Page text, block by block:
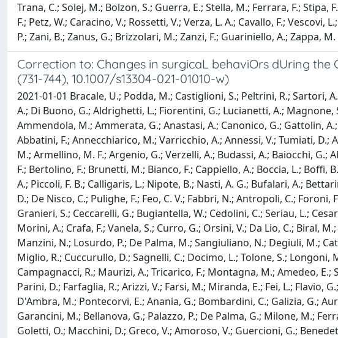
Trana, C.; Solej, M.; Bolzon, S.; Guerra, E.; Stella, M.; Ferrara, F.;
F.; Petz, W.; Caracino, V.; Rossetti, V.; Verza, L. A.; Cavallo, F.;
P.; Zani, B.; Zanus, G.; Brizzolari, M.; Zanzi, F.; Guariniello, A.; Zappa,
Correction to: Changes in surgicaL behaviOrs dUring the
(731-744), 10.1007/s13304-021-01010-w)
2021-01-01 Bracale, U.; Podda, M.; Castiglioni, S.; Peltrini, R.; Sartori,
A.; Di Buono, G.; Aldrighetti, L.; Fiorentini, G.; Lucianetti, A.; Magnone,
Ammendola, M.; Ammerata, G.; Anastasi, A.; Canonico, G.; Gattolin,
Abbatini, F.; Annecchiarico, M.; Varricchio, A.; Annessi, V.; Tumiati,
M.; Armellino, M. F.; Argenio, G.; Verzelli, A.; Budassi, A.; Baiocchi, G.;
F.; Bertolino, F.; Brunetti, M.; Bianco, F.; Cappiello, A.; Boccia, L.; Boffi,
A.; Piccoli, F. B.; Calligaris, L.; Nipote, B.; Nasti, A. G.; Bufalari, A.;
D.; De Nisco, C.; Pulighe, F.; Feo, C. V.; Fabbri, N.; Antropoli, C.;
Granieri, S.; Ceccarelli, G.; Bugiantella, W.; Cedolini, C.; Seriau, L.;
Morini, A.; Crafa, F.; Vanela, S.; Curro, G.; Orsini, V.; Da Lio, C.; Biral,
Manzini, N.; Losurdo, P.; De Palma, M.; Sangiuliano, N.; Degiuli, M.;
Miglio, R.; Cuccurullo, D.; Sagnelli, C.; Docimo, L.; Tolone, S.; Longoni,
Campagnacci, R.; Maurizi, A.; Tricarico, F.; Montagna, M.; Amedeo, E.;
Parini, D.; Farfaglia, R.; Arizzi, V.; Farsi, M.; Miranda, E.; Fei, L.; Flavio,
D'Ambra, M.; Pontecorvi, E.; Anania, G.; Bombardini, C.; Galizia, G.;
Garancini, M.; Bellanova, G.; Palazzo, P.; De Palma, G.; Milone, M.;
Goletti, O.; Macchini, D.; Greco, V.; Amoroso, V.; Guercioni, G.;